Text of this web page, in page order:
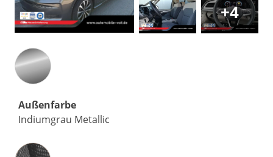
+4
Außenfarbe
Indiumgrau Metallic
Innenausstattung